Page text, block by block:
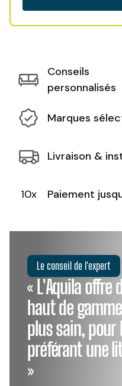
Conseils
personnalisés
Marques
Livraison &
10x Paiement
Le conseil de l'expert
« L'Aquila offre
haut de
plus sain, pour
préférant une
»